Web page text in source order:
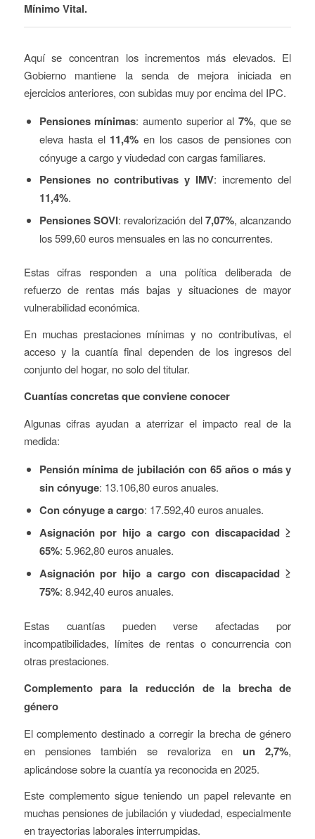
Mínimo Vital.
Aquí se concentran los incrementos más elevados. El
Gobierno mantiene la senda de mejora iniciada en
ejercicios anteriores, con subidas muy por encima del IPC.
Pensiones mínimas: aumento superior al7%, que se
eleva hasta el 11,4% en los casos de pensiones con
cónyuge a cargo y viudedad con cargas familiares.
Pensiones no contributivas y IMV: incremento del
11,4%.
Pensiones SOVI: revalorización del7,07%, alcanzando
los 599,60 euros mensuales en las no concurrentes.
Estas cifras responden a una política deliberada de
refuerzo de rentas más bajas y situaciones de mayor
vulnerabilidad económica.
En muchas prestaciones mínimas y no contributivas, el
acceso y la cuantía final dependen de los ingresos del
conjunto del hogar, no solo del titular.
Cuantías concretas que conviene conocer
Algunas cifras ayudan a aterrizar el impacto real de la
medida:
Pensión mínima de jubilación con 65 años o más y
sin cónyuge: 13.106,80 euros anuales.
Con cónyuge a cargo: 17.592,40 euros anuales.
Asignación por hijo a cargo con discapacidad ≥
65%: 5.962,80 euros anuales.
Asignación por hijo a cargo con discapacidad ≥
75%: 8.942,40 euros anuales.
Estas cuantías pueden verse afectadas por
incompatibilidades, límites de rentas o concurrencia con
otras prestaciones.
Complemento para la reducción de la brecha de
género
El complemento destinado a corregir la brecha de género
en pensiones también se revaloriza en un 2,7%,
aplicándose sobre la cuantía ya reconocida en 2025.
Este complemento sigue teniendo un papel relevante en
muchas pensiones de jubilación y viudedad, especialmente
en trayectorias laborales interrumpidas.